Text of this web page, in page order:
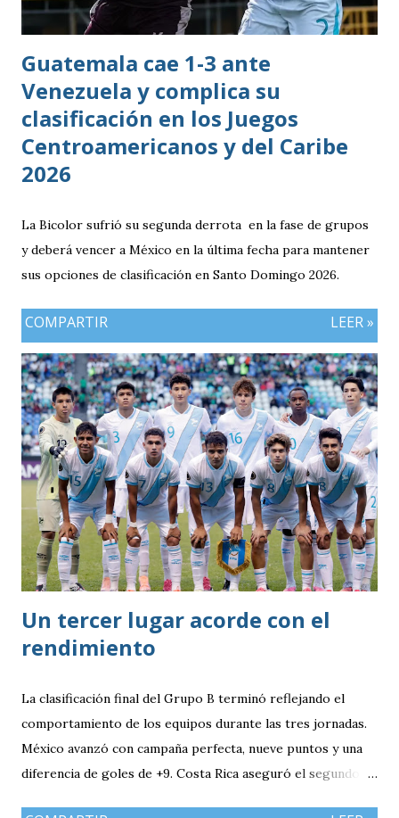
Guatemala cae 1-3 ante
Venezuela y complica su
clasificación en los Juegos
Centroamericanos y del Caribe
2026
La Bicolor sufrió su segunda derrota en la fase de grupos
y deberá vencer a México en la última fecha para mantener
sus opciones de clasificación en Santo Domingo 2026.
COMPARTIR LEER »
Un tercer lugar acorde con el
rendimiento
La clasificación final del Grupo B terminó reflejando el
comportamiento de los equipos durante las tres jornadas.
México avanzó con campaña perfecta, nueve puntos y una
diferencia de goles de +9. Costa Rica aseguró el segundo